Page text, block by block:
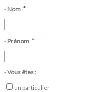
- Nom *
- Prénom *
-Vous êtes :
un particulier